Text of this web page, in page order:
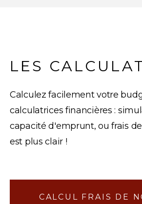
LES
Calculez facilement votre
calculatrices financières :
capacité d'emprunt, ou frais
est plus clair !
CALCUL FRAIS DE